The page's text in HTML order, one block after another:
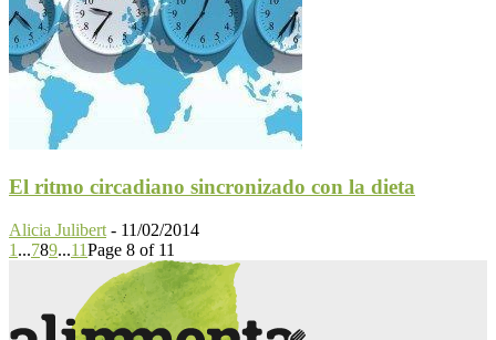
El ritmo circadiano sincronizado con la dieta
Alicia Julibert - 11/02/2014
1 ...789...11Page 8 of 11